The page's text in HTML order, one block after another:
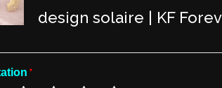
design solaire | KF
*